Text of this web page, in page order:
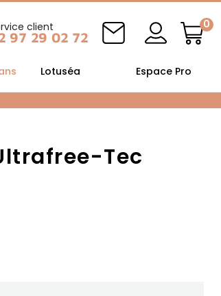
client
97 29 02 72
0
Lotuséa Espace Pro
Tec